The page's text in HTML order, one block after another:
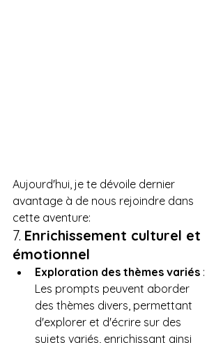
Aujourd'hui, je te dévoile dernier
avantage à de nous rejoindre dans
cette aventure:
7. Enrichissement culturel et
émotionnel
Exploration des thèmes variés :
Les prompts peuvent aborder
des thèmes divers, permettant
d'explorer et d'écrire sur des
sujets variés, enrichissant ainsi